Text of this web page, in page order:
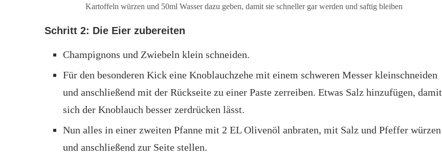
Kartoffeln würzen und 50ml Wasser dazu geben, damit sie schneller gar werden und saftig bleiben
Schritt 2: Die Eier zubereiten
Champignons und Zwiebeln klein schneiden.
Für den besonderen Kick eine Knoblauchzehe mit einem schweren Messer kleinschneiden
und anschließend mit der Rückseite zu einer Paste zerreiben. Etwas Salz hinzufügen, damit
sich der Knoblauch besser zerdrücken lässt.
Nun alles in einer zweiten Pfanne mit 2 EL Olivenöl anbraten, mit Salz und Pfeffer würzen
und anschließend zur Seite stellen.